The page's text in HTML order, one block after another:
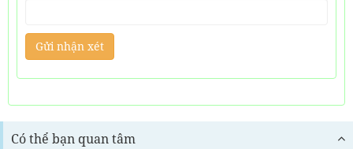
Có thể bạn quan tâm